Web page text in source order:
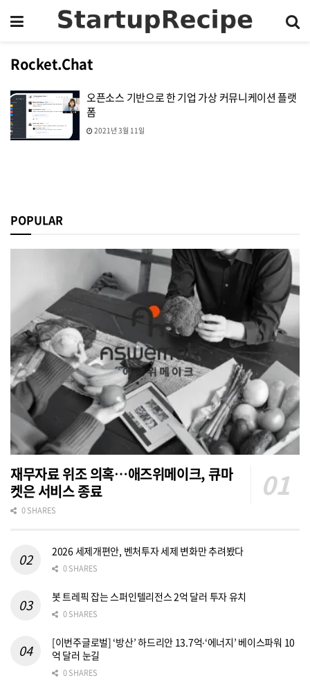
Rocket.Chat
오픈소스 기반으로 한 기업 가상 커뮤니케이션 플랫
폼
2021년 3월 11일
POPULAR
재무자료 위조 의혹…애즈위메이크, 큐마
켓은 서비스 종료
0 SHARES
2026 세제개편안, 벤처투자 세제 변화만 추려봤다
0 SHARES
봇 트레픽 잡는 스퍼인텔리전스 2억 달러 투자 유치
0 SHARES
[이번주글로벌] ‘방산’ 하드리안 13.7억‧‘에너지’ 베이스파워 10
억 달러 눈길
0 SHARES